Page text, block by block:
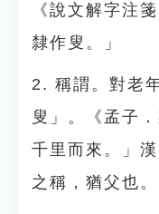
《說文解字注
隸作叟。」
2. 稱謂。對老
叟」。《孟子
千里而來。」
之稱，猶父也。